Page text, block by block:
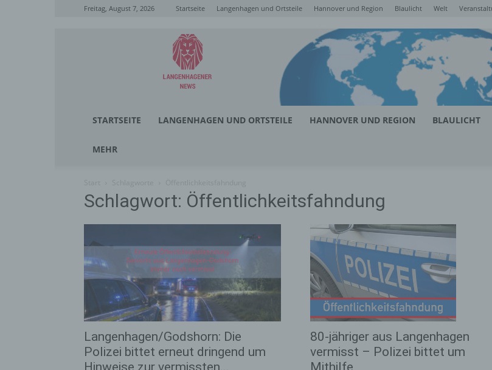
Freitag, August 7, 2026 Startseite Langenhagen und Ortsteile Hannover und Region Blaulicht Welt
Langenhagener
News
STARTSEITE LANGENHAGEN UND ORTSTEILE HANNOVER UND REGION BLAULICHT
MEHR
Schlagwort: Öffentlichkeitsfahndung
Langenhagen/Godshorn: Die
Polizei bittet erneut dringend um
Hinweise zur vermissten...
80-jähriger aus Langenhagen
vermisst – Polizei bittet um
Mithilfe